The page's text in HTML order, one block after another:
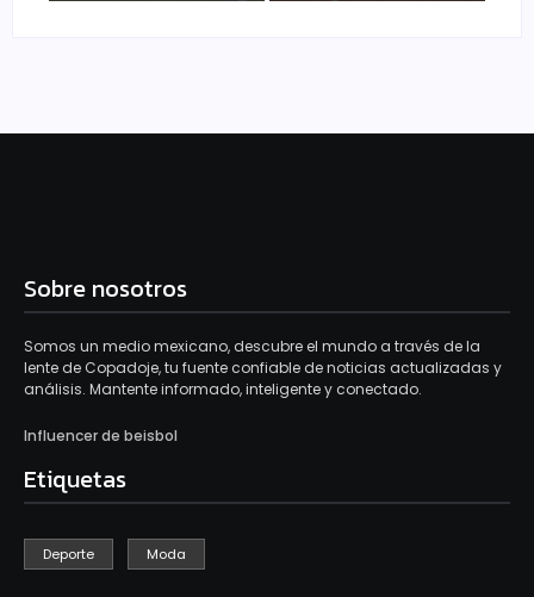
Sobre nosotros
Somos un medio mexicano, descubre el mundo a través de la
lente de Copadoje, tu fuente confiable de noticias actualizadas y
análisis. Mantente informado, inteligente y conectado.
Influencer de beisbol
Etiquetas
Deporte Moda